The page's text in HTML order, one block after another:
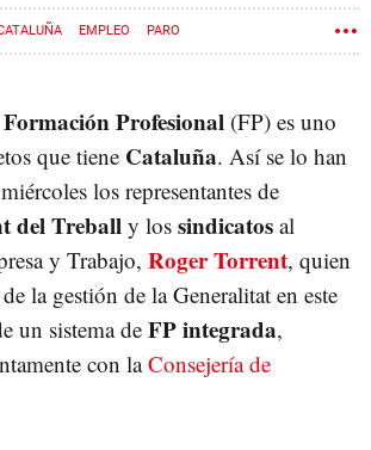
EMPLEO PARO
(FP)
Formación Profesional (FP) es uno
que tiene Cataluña. Así se lo han
los representantes de
del Treball y los sindicatos al
y Trabajo, Roger Torrent, quien
la gestión de la Generalitat en este
un sistema de FP integrada,
con laConsejería de